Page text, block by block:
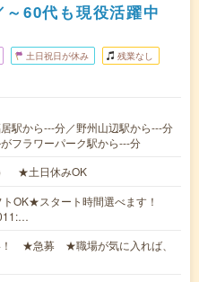
60代も現役活躍中
土日祝日が休み 残業なし
駅から---分／野州山辺駅から---分
フラワーパーク駅から---分
★土日休みOK
OK★スタート時間選べます！
！ ★急募 ★職場が気に入れば、